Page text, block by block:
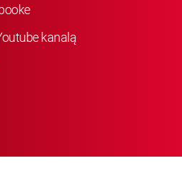
kanalą